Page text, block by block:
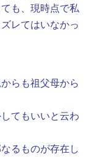
も、現時点で私
レてはいなかっ
らも祖父母から
てもいいと云わ
るものが存在し